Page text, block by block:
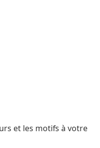
et les motifs à votre